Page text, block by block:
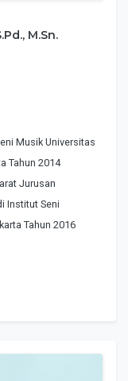
M.Sn.
Musik Universitas
Tahun 2014
Jurusan
Institut Seni
Tahun 2016